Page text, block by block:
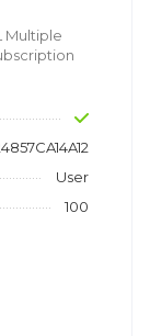
Multiple
User
100